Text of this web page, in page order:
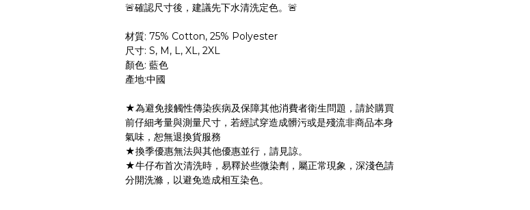
🚨確認尺寸後，建議先下水清洗定色。🚨
材質: 75% Cotton, 25% Polyester
尺寸: S, M, L, XL, 2XL
顏色: 藍色
產地:中國
★為避免接觸性傳染疾病及保障其他消費者衛生問題，請於購買
前仔細考量與測量尺寸，若經試穿造成髒污或是殘流非商品本身
氣味，恕無退換貨服務
★換季優惠無法與其他優惠並行，請見諒。
★牛仔布首次清洗時，易釋於些微染劑，屬正常現象，深淺色請
分開洗滌，以避免造成相互染色。